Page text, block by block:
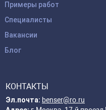
Примеры работ
Специалисты
Вакансии
Блог
КОНТАКТЫ
Эл.почта: benser@ro.ru